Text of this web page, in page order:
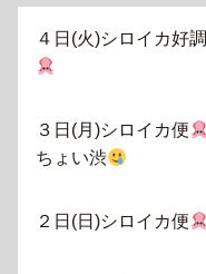
４日(火)シロイカ好調
３日(月)シロイカ便
ちょい渋
２日(日)シロイカ便